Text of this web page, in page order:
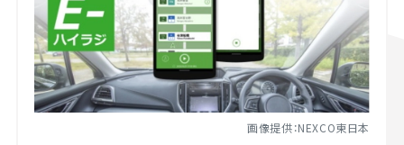
画像提供：NEXCO東日本